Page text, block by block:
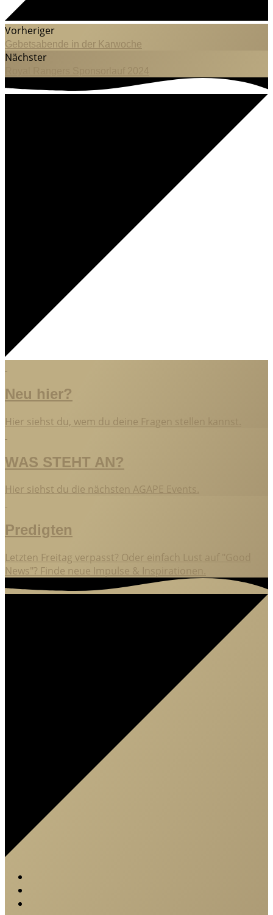
Vorheriger
Gebetsabende in der Karwoche
Nächster
Royal Rangers Sponsorlauf 2024
Neu hier?
Hier siehst du, wem du deine Fragen stellen kannst.
WAS STEHT AN?
Hier siehst du die nächsten AGAPE Events.
Predigten
Letzten Freitag verpasst? Oder einfach Lust auf "Good
News"? Finde neue Impulse & Inspirationen.